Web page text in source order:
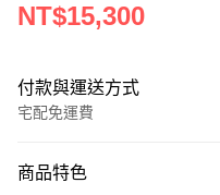
NT$15,300
付款與運送方式
宅配免運費
信用卡一次付款
商品特色